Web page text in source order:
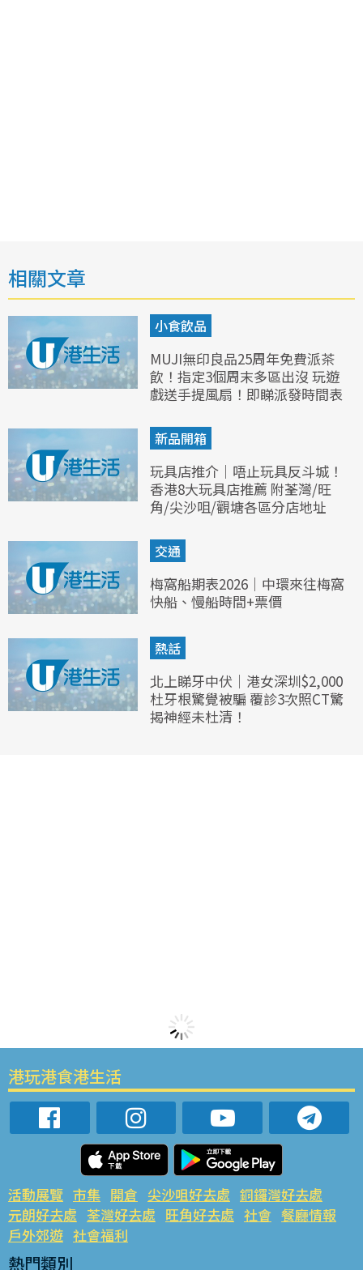
相關文章
小食飲品
MUJI無印良品25周年免費派茶
飲！指定3個周末多區出沒 玩遊
戲送手提風扇！即睇派發時間表
新品開箱
玩具店推介｜唔止玩具反斗城！
香港8大玩具店推薦 附荃灣/旺
角/尖沙咀/觀塘各區分店地址
交通
梅窩船期表2026｜中環來往梅窩
快船、慢船時間+票價
熱話
北上睇牙中伏｜港女深圳$2,000
杜牙根驚覺被騙 覆診3次照CT驚
揭神經未杜清！
港玩港食港生活
活動展覽 市集 開倉 尖沙咀好去處 銅鑼灣好去處
元朗好去處 荃灣好去處 旺角好去處 社會 餐廳情報
戶外郊遊 社會福利
熱門類別